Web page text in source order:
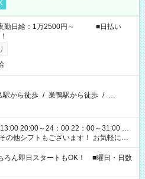
勤日給：1万2500円～ ■日払い
駅から徒歩 / 巣鴨駅から徒歩 / …
20:00～24：00 22：00～31:00 …
ん即日スタートもOK！ ■曜日・日数